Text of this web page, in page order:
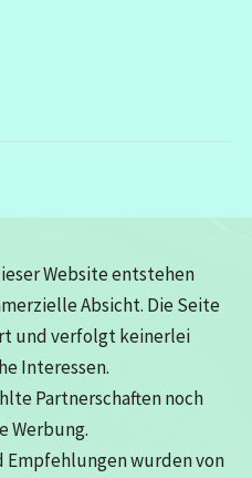
Website entstehen
Absicht. Die Seite
und verfolgt keinerlei
Interessen.
Partnerschaften noch
Werbung.
wurden von